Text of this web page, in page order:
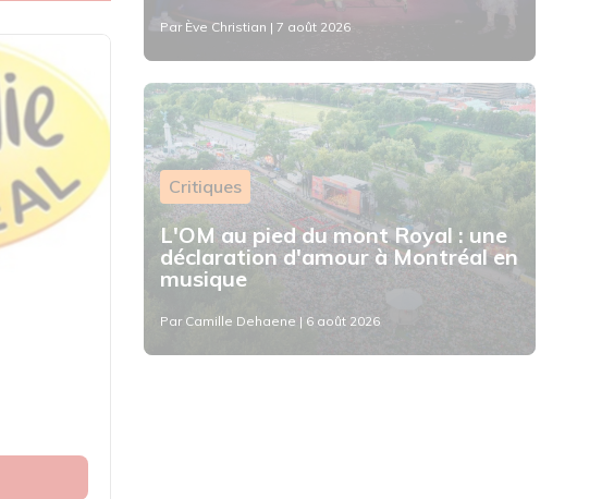
Par Ève Christian | 7 août 2026
Critiques
L'OM au pied du mont Royal : une
déclaration d'amour à Montréal en
musique
Par Camille Dehaene | 6 août 2026